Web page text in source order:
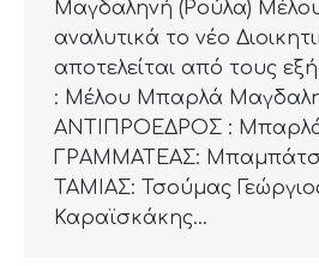
Μαγδαληνή (Ρούλα)
αναλυτικά το νέο
αποτελείται από τους
: Μέλου Μπαρλά
ΑΝΤΙΠΡΟΕΔΡΟΣ :
ΓΡΑΜΜΑΤΕΑΣ:
ΤΑΜΙΑΣ: Τσούμας
Καραϊσκάκης…